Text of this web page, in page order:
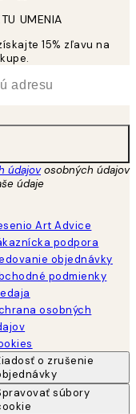
UMENIA
15% zľavu na
údajovosobných údajov
údaje
Art Advice
podpora
objednávky
podmienky
osobných
o zrušenie
súbory